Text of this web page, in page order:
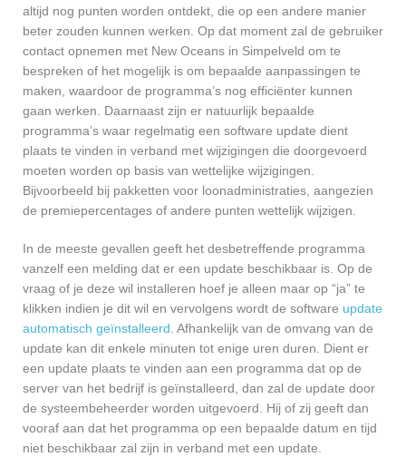
altijd nog punten worden ontdekt, die op een andere manier
beter zouden kunnen werken. Op dat moment zal de gebruiker
contact opnemen met New Oceans in Simpelveld om te
bespreken of het mogelijk is om bepaalde aanpassingen te
maken, waardoor de programma’s nog efficiënter kunnen
gaan werken. Daarnaast zijn er natuurlijk bepaalde
programma’s waar regelmatig een software update dient
plaats te vinden in verband met wijzigingen die doorgevoerd
moeten worden op basis van wettelijke wijzigingen.
Bijvoorbeeld bij pakketten voor loonadministraties, aangezien
de premiepercentages of andere punten wettelijk wijzigen.
In de meeste gevallen geeft het desbetreffende programma
vanzelf een melding dat er een update beschikbaar is. Op de
vraag of je deze wil installeren hoef je alleen maar op “ja” te
klikken indien je dit wil en vervolgens wordt de software update
automatisch geïnstalleerd . Afhankelijk van de omvang van de
update kan dit enkele minuten tot enige uren duren. Dient er
een update plaats te vinden aan een programma dat op de
server van het bedrijf is geïnstalleerd, dan zal de update door
de systeembeheerder worden uitgevoerd. Hij of zij geeft dan
vooraf aan dat het programma op een bepaalde datum en tijd
niet beschikbaar zal zijn in verband met een update.